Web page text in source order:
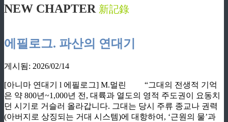
NEW CHAPTER 新記錄
에필로그. 파산의 연대기
게시됨: 2026/02/14
[아니마 연대기 l 에필로그] M.멀린 “그대의 전생적 기억
은 약 800년~1,000년 전, 대륙과 열도의 영적 주도권이 요동치
던 시기로 거슬러 올라갑니다. 그대는 당시 주류 종교나 권력
(아버지로 상징되는 거대 시스템)에 대항하여, ‘근원의 물’과